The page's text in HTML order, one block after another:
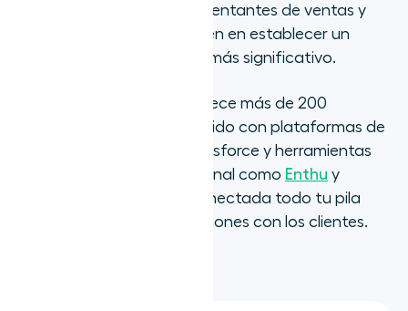
da más tiempo a los representantes de ventas y
soporte para que se centren en establecer un
compromiso con el cliente más significativo.
Además de esto, Aircall ofrece más de 200
integraciones nativas, incluido con plataformas de
CRM como HubSpot y Salesforce y herramientas
de inteligencia conversacional como Enthu y
, para mantener conectada todo tu pila
tecnológica de comunicaciones con los clientes.